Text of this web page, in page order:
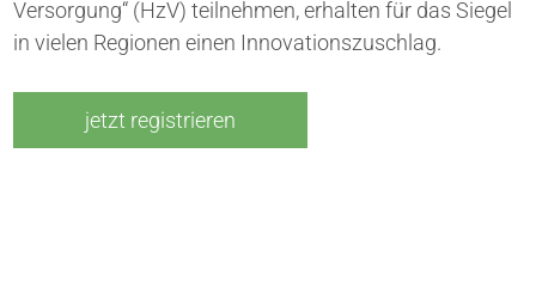
Versorgung“ (HzV) teilnehmen, erhalten für das Siegel
in vielen Regionen einen Innovationszuschlag.
jetzt registrieren